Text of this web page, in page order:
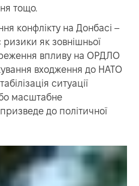
тощо.
конфлікту на Донбасі –
як зовнішньої
впливу на ОРДЛО
входження до НАТО
ситуації
масштабне
до політичної